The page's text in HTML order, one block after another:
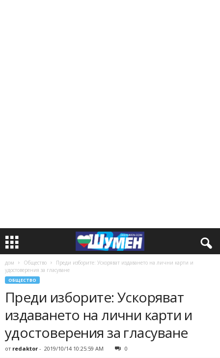
дом Общество
Преди изборите: Ускоряват издаването на лични карти и
удостоверения за гласуване
ОБЩЕСТВО
Преди изборите: Ускоряват
издаването на лични карти и
удостоверения за гласуване
от redaktor - 2019/10/14 10:25:59 AM 0